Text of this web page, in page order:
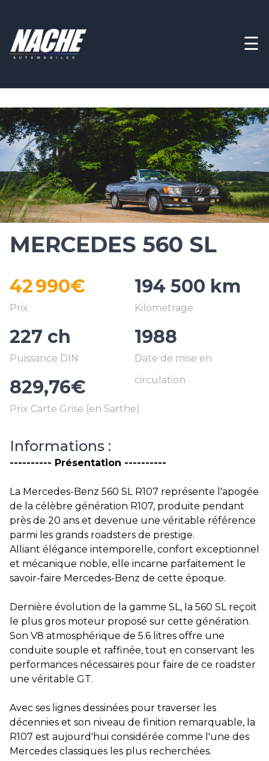
☰
MERCEDES 560 SL
42 990€ 194 500 km
227 ch 1988
829,76€
Informations :
---------- Présentation ----------
La Mercedes-Benz 560 SL R107 représente l'apogée
de la célèbre génération R107, produite pendant
près de 20 ans et devenue une véritable référence
parmi les grands roadsters de prestige.
Alliant élégance intemporelle, confort exceptionnel
et mécanique noble, elle incarne parfaitement le
savoir-faire Mercedes-Benz de cette époque.
Dernière évolution de la gamme SL, la 560 SL reçoit
le plus gros moteur proposé sur cette génération.
Son V8 atmosphérique de 5.6 litres offre une
conduite souple et raffinée, tout en conservant les
performances nécessaires pour faire de ce roadster
une véritable GT.
Avec ses lignes dessinées pour traverser les
décennies et son niveau de finition remarquable, la
R107 est aujourd'hui considérée comme l'une des
Mercedes classiques les plus recherchées.